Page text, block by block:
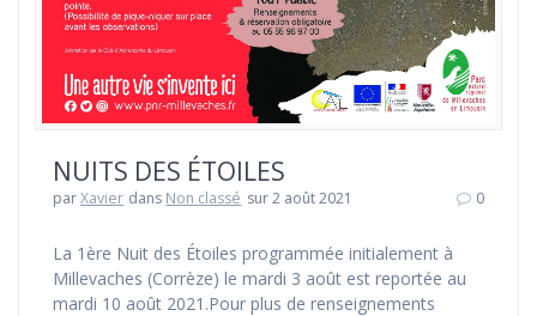
NUITS DES ÉTOILES
parXavier dans Non classé sur 2 août 2021 0
La 1ère Nuit des Étoiles programmée initialement à
Millevaches (Corrèze) le mardi 3 août est reportée au
mardi 10 août 2021.Pour plus de renseignements